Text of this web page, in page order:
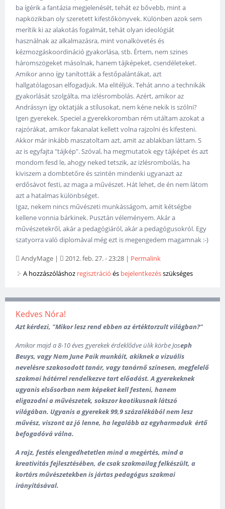
ba ígérik a fantázia megjelenését, tehát ez bővebb, mint a
napközikban oly szeretett kifestőkönyvek. Különben azok sem
merítik ki az alakotás fogalmát, tehát olyan ideológiát
használnak az alkalmazásra, mint vonalkövetés és
kézmozgáskoordináció gyakorlása, stb. Értem, nem szines
háromszögeket másolnak, hanem tájképeket, csendéleteket.
Amikor anno így tanították a festőpalántákat, azt
hallgatólagosan elfogadjuk. Ma elitéljük. Tehát anno a technikák
gyakorlását szolgálta, ma izlésrombolás. Azért, amikor az
Andrássyn így oktatják a stílusokat, nem kéne nekik is szólni?
Igen gyerekek. Speciel a gyerekkoromban rém utáltam azokat a
rajzórákat, amikor fakanalat kellett volna rajzolni és kifesteni.
Akkor már inkább maszatoltam azt, amit az ablakban láttam. S
az is egyfajta "tájkép". Szóval, ha megmutatok egy tájképet és azt
mondom fesd le, ahogy neked tetszik, az izlésrombolás, ha
kiviszem a dombtetőre és szintén mindenki ugyanazt az
erdősávot festi, az maga a művészet. Hát lehet, de én nem látom
azt a hatalmas különbséget.
Igaz, nekem nincs művészeti munkásságom, amit kétségbe
kellene vonnia bárkinek. Pusztán véleményem. Akár a
művészetekről, akár a pedagógiáról, akár a pedagógusokról. Egy
szatyorra való diplomával még ezt is megengedem magamnak :-)
AndyMage | 2012. feb. 27. - 23:28 | Permalink
A hozzászóláshoz regisztráció és bejelentkezésszükséges
Kedves Nóra!
Azt kérdezi, "Mikor lesz rend ebben az értéktorzult világban?"
Amikor majd a 8-10 éves gyerekek érdeklődve ülik körbeJoseph
Beuys, vagy Nam June Paik munkáit, akiknek a vizuális
nevelésre szakosodott tanár, vagy tanárnő színesen, megfelelő
szakmai hátérrel rendelkezve tart előadást. A gyerekeknek
ugyanis elsősorban nem képeket kell festeni, hanem
eligazodni a művészetek, sokszor kaotikusnak látszó
világában. Ugyanis a gyerekek 99,9 százalékából nem lesz
művész, viszont az jó lenne, ha legalább az egyharmaduk értő
befogadóvá válna.
A rajz, festés elengedhetetlen mind a megértés, mind a
kreativitás fejlesztésében, de csak szakmailag felkészült, a
kortárs művészetekben is jártas pedagógus szakmai
irányításával.